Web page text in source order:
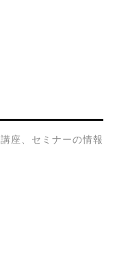
講座、セミナーの情報